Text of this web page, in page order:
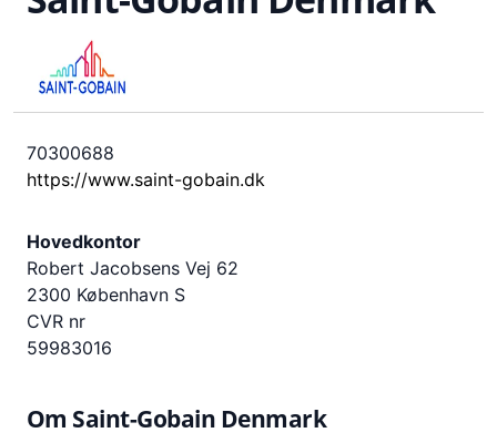
70300688
https://www.saint-gobain.dk
Hovedkontor
Robert Jacobsens Vej 62
2300 København S
CVR nr
59983016
Om Saint-Gobain Denmark